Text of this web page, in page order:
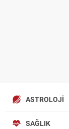
ASTROLOJI
SAĞLIK